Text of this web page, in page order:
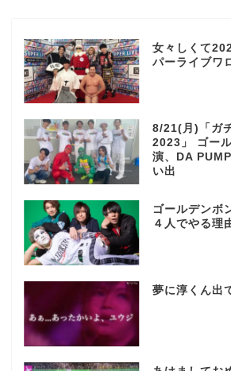
女々しくて
パーライブワ
8/21(月)「ガ
2023」 ゴー
演、DA
い出
ゴールデンボ
４人でやる理
夢に淳くん出